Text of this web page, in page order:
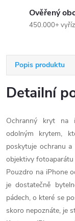
Ověřený
450.000+
Popis produktu
Detailní
Ochranný kryt na
odolným krytem,
poskytuje ochranu
objektivy
Pouzdro na iPhone
je dostatečně
pádech, o které se
skoro nepoznáte, je